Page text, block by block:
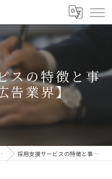
スの特徴と事
告業界】
採用支援サービスの特徴と事例【求人広告業界】